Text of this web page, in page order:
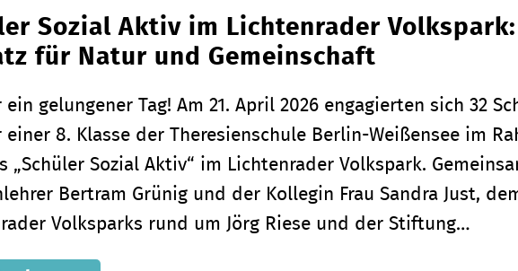
Sozial Aktiv im Lichtenrader
für Natur und Gemeinschaft
ein gelungener Tag! Am 21. April 2026 engagierten sich 32
einer 8. Klasse der Theresienschule Berlin-Weißensee im
„Schüler Sozial Aktiv“ im Lichtenrader Volkspark.
Bertram Grünig und der Kollegin Frau Sandra Just,
Volksparks rund um Jörg Riese und der Stiftung…